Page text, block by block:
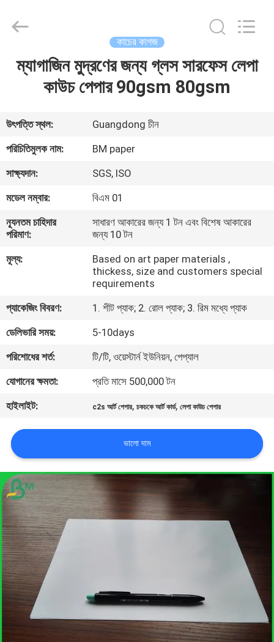
বাড়ি
আমাদের
সম্বন্ধে
কারখানা
পরিদর্শন
গুণমান
আমাদের
সাথে
খবর
মামলা
সাইট
ম্যাপ
গোপনীয়তা
নীতি
CO.,LTD.
কাচের কাগজ
ম্যাগাজিন মুদ্রণের জন্য গ্লস সারফেস লেপা
কাউচ পেপার 90gsm 80gsm
উৎপত্তি স্থল:
Guangdong চীন
পরিচিতিমুলক নাম:
BM paper
সাক্ষ্যদান:
SGS, ISO
মডেল নম্বার:
বিএম 01
ন্যূনতম চাহিদার
পরিমাণ:
সাধারণ আকারের জন্য 1 টন এবং বিশেষ আকারের
জন্য 10 টন
মূল্য:
Based on art paper materials ,
thickess, size and customers special
requirements
প্যাকেজিং বিবরণ:
1. শীট প্যাক; 2. রোল প্যাক; 3. রিম মধ্যে প্যাক
ডেলিভারি সময়:
5-10days
পরিশোধের শর্ত:
টি/টি, ওয়েস্টার্ন ইউনিয়ন, পেপ্যাল
যোগানের ক্ষমতা:
প্রতি মাসে 500,000 টন
হাইলাইট:
c2s আর্ট পেপার,চকচকে আর্ট কার্ড,লেপা কাউচ পেপার
ভালো দাম